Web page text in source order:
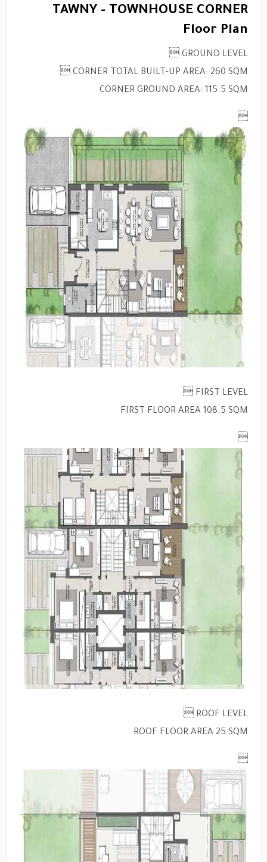
TAWNY - TOWNHOUSE CORNER
Floor Plan
GROUND LEVEL 
CORNER TOTAL BUILT-UP AREA: 260 SQM 
CORNER GROUND AREA: 115.5 SQM

FIRST LEVEL 
FIRST FLOOR AREA 108.5 SQM

ROOF LEVEL 
ROOF FLOOR AREA 25 SQM
